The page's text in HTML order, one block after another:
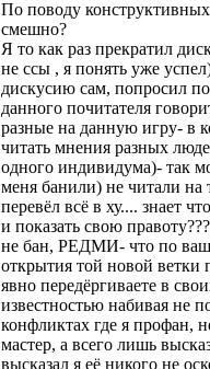
По поводу
смешно?
Я то как раз прекратил
не ссы , я понять уже
дискусию сам, попросил
данного почитателя
разные на данную игру- в
читать мнения разных
одного индивидума)- так
меня банили) не читали на
перевёл всё в ху.... знает
и показать свою
не бан, РЕДМИ- что по
открытия той новой ветки
явно передёргиваете в
известностью набивая не
конфликтах где я профан,
мастер, а всего лишь
высказал я её никого не